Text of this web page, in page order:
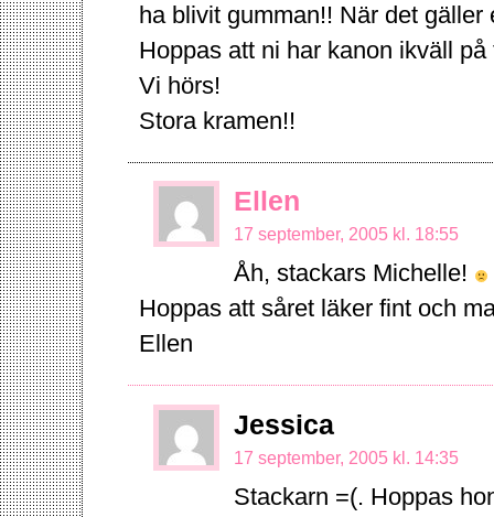
ha blivit gumman!! När det
Hoppas att ni har kanon ikväll på
Vi hörs!
Stora kramen!!
Ellen
17 september, 2005 kl. 18:55
Åh, stackars Michelle!
Hoppas att såret läker fint och
Ellen
Jessica
17 september, 2005 kl. 14:35
Stackarn =(. Hoppas